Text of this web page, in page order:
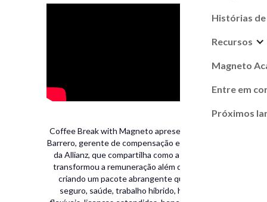
Histórias de
Recursos
Magneto
Entre em
Próximos
Coffee Break with Magneto apresenta Lisset
Barrero, gerente de compensação e benefícios
da Allianz, que compartilha como a empresa
transformou a remuneração além do salário,
criando um pacote abrangente que inclui
seguro, saúde, trabalho híbrido, horários